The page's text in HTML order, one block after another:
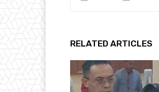
RELATED ARTICLES